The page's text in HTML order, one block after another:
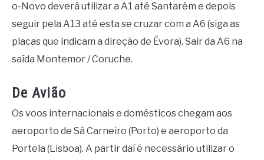
o-Novo deverá utilizar a A1 até Santarém e depois
seguir pela A13 até esta se cruzar com a A6 (siga as
placas que indicam a direção de Évora). Sair da A6 na
saída Montemor / Coruche.
De Avião
Os voos internacionais e domésticos chegam aos
aeroporto de Sá Carneiro (Porto) e aeroporto da
Portela (Lisboa). A partir daí é necessário utilizar o